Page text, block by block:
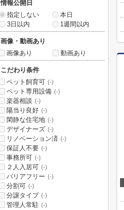
情報公開日
指定しない
本日
3日以内
1週間以内
画像・動画あり
画像あり
動画あり
こだわり条件
ペット飼育可 (-)
ペット専用設備 (-)
楽器相談 (-)
陽当り良好 (-)
閑静な住宅地 (-)
デザイナーズ (-)
リノベーション済 (-)
保証人不要 (-)
事務所可 (-)
２人入居可 (-)
バリアフリー (-)
分割可 (-)
分譲タイプ (-)
管理人常駐 (-)